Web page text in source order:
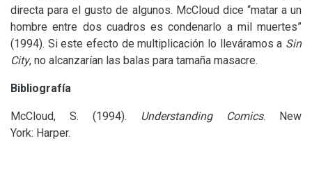
directa para el gusto de algunos. McCloud dice “matar a un
hombre entre dos cuadros es condenarlo a mil muertes”
(1994). Si este efecto de multiplicación lo lleváramos a Sin
City, no alcanzarían las balas para tamaña masacre.
Bibliografía
McCloud, S. (1994). Understanding Comics. New
York: Harper.